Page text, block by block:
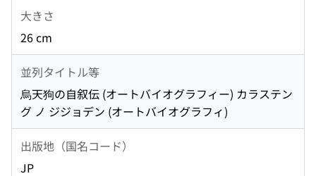
大きさ
26 cm
並列タイトル等
烏天狗の自叙伝 (オートバイオグラフィー) カラステン
グ ノ ジジョデン (オートバイオグラフィ)
出版地（国名コード）
JP